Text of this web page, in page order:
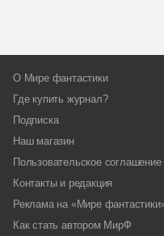
О Мире фантастики
Где купить журнал?
Подписка
Наш магазин
Пользовательское соглашение
Контакты и редакция
Реклама на «Мире
Как стать автором МирФ